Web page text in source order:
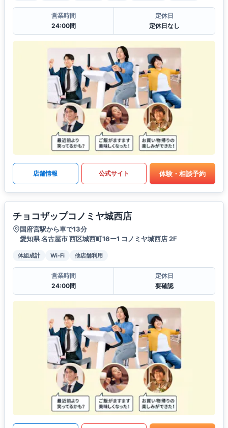
営業時間
24:00間
定休日
定休日なし
店舗情報 公式サイト 体験・相談予約
チョコザップコノミヤ城西店
国府宮駅から車で13分
愛知県 名古屋市 西区城西町16ー1 コノミヤ城西店 2F
体組成計 Wi-Fi 他店舗利用
営業時間
24:00間
定休日
要確認